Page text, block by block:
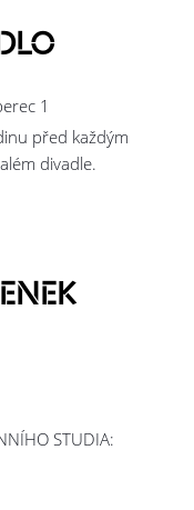
1
před každým
divadle.
STUDIA: